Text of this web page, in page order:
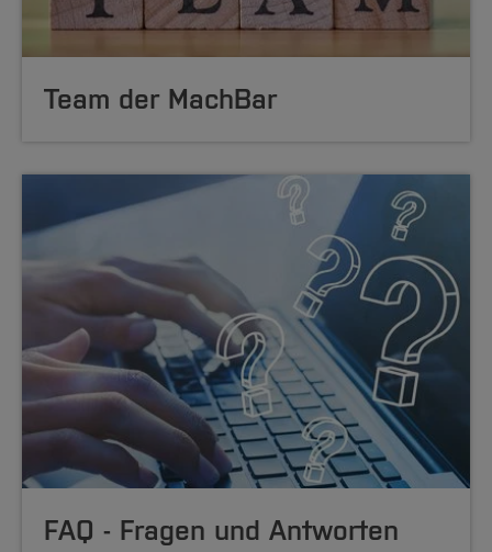
Team der MachBar
FAQ - Fragen und Antworten